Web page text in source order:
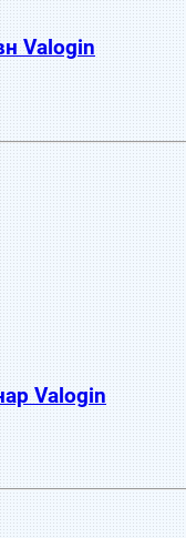
Valogin
Valogin